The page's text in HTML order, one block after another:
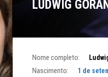
LUDWIG
Nome completo:
Nascimento: 1 de